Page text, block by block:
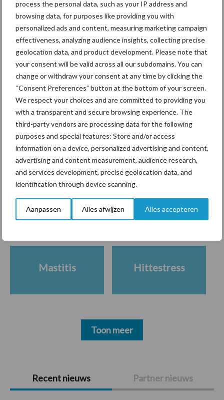
process the personal data, such as your IP address and
browsing data, for purposes like providing you with
personalized ads and content, measuring marketing campaign
effectiveness, analyzing audience insights, collecting precise
geolocation data, and product development. Please note that
your consent will be valid across all our subdomains. You can
change or withdraw your consent at any time by clicking the
“Consent Preferences” button at the bottom of your screen.
We respect your choices and are committed to providing you
with a transparent and secure browsing experience. The
third-party vendors are processing data for the following
purposes and special features: Store and/or access
information on a device, personalized advertising and content,
advertising and content measurement, audience research,
and services development, precise geolocation data, and
identification through device scanning.
Aanpassen Alles afwijzen Alles accepteren
Primaire
Sidebar
Recent nieuws Partner nieuws
Tot 5 ton per wiel om
ondergrondverdichting te
beperken
Jaarverslag 2025 Royal A-
ware: omzet groeit,
nettoresultaat daalt
Themapagina's
Diergezondheid Bemesting Fokkerij
Mastitis Hittestress
Toon meer